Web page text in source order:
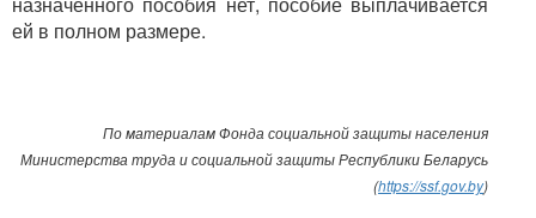
ей в полном размере.
По материалам Фонда социальной защиты населения
Министерства труда и социальной защиты Республики Беларусь
(https://ssf.gov.by)